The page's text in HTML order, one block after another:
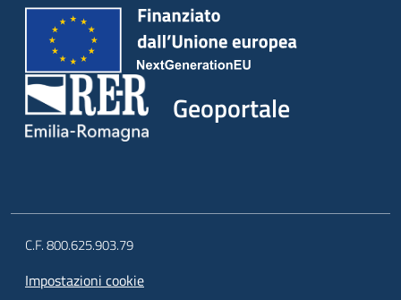
Geoportale
C.F. 800.625.903.79
Impostazioni cookie